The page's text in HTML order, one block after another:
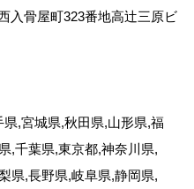
入骨屋町323番地高辻三原ビ
,宮城県,秋田県,山形県,福
,千葉県,東京都,神奈川県,
県,長野県,岐阜県,静岡県,